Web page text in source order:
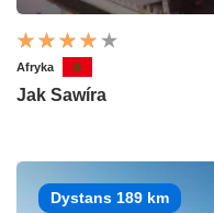
Afryka
Jak Sawíra
Dystans 189 km